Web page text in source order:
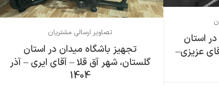
استان
عزیزی–
تصاویر ارسالی مشتریان
تجهیز باشگاه میدان در استان
گلستان، شهر آق قلا – آقای ایری – آذر
1404